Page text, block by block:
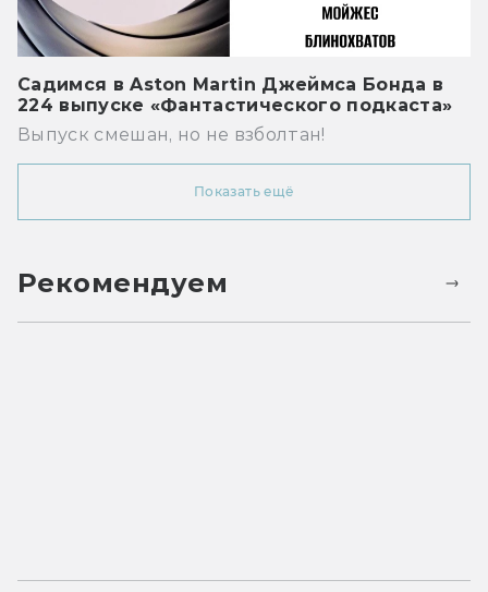
Садимся в Aston Martin Джеймса Бонда в
224 выпуске «Фантастического подкаста»
Выпуск смешан, но не взболтан!
Показать ещё
Рекомендуем